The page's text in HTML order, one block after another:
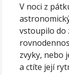
V noci z
vstoupilo do
zvyky, nebo
a ctíte její